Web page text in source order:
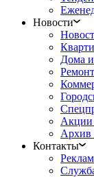
Новости
Дома и
Акции
Архив
Контакты